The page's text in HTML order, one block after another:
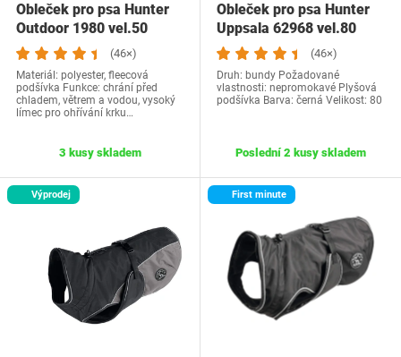
Obleček pro psa Hunter
Outdoor 1980 vel.50
(46×)
Materiál: polyester, fleecová
podšívka Funkce: chrání před
chladem, větrem a vodou, vysoký
límec pro ohřívání krku…
3 kusy skladem
Obleček pro psa Hunter
Uppsala 62968 vel.80
(46×)
Druh: bundy Požadované
vlastnosti: nepromokavé Plyšová
podšívka Barva: černá Velikost: 80
Poslední 2 kusy skladem
Výprodej First minute